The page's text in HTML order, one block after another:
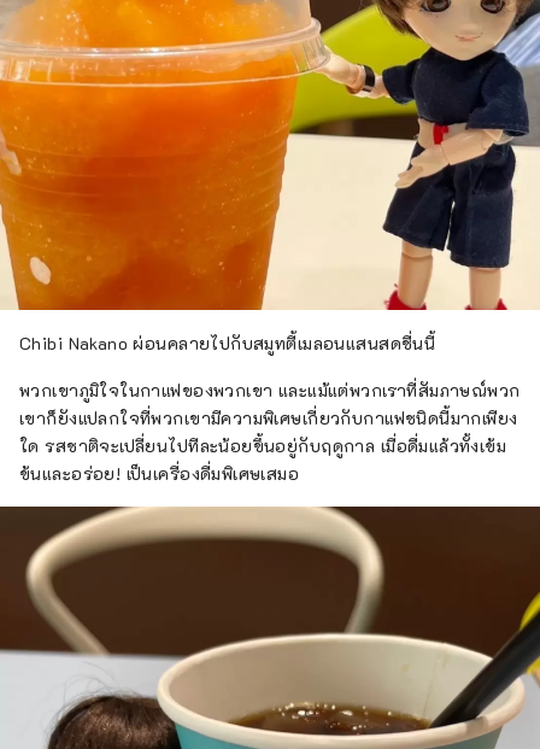
Chibi Nakano ผ่อนคลายไปกับสมูทตี้เมลอนแสนสดชื่นนี้
พวกเขาภูมิใจในกาแฟของพวกเขา และแม้แต่พวกเราที่สัมภาษณ์พวก
เขาก็ยังแปลกใจที่พวกเขามีความพิเศษเกี่ยวกับกาแฟชนิดนี้มากเพียง
ใด รสชาติจะเปลี่ยนไปทีละน้อยขึ้นอยู่กับฤดูกาล เมื่อดื่มแล้วทั้งเข้ม
ข้นและอร่อย! เป็นเครื่องดื่มพิเศษเสมอ